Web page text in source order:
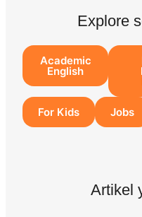
Explore
Academic
English
For Kids Jobs
Artikel